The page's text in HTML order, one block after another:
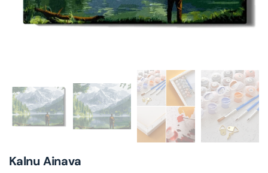
Kalnu Ainava